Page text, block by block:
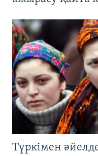
Түркімен